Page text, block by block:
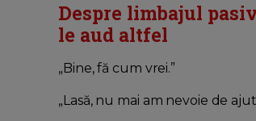
Despre limbajul
le aud altfel
„Bine, fă cum vrei.”
„Lasă, nu mai am nevoie de